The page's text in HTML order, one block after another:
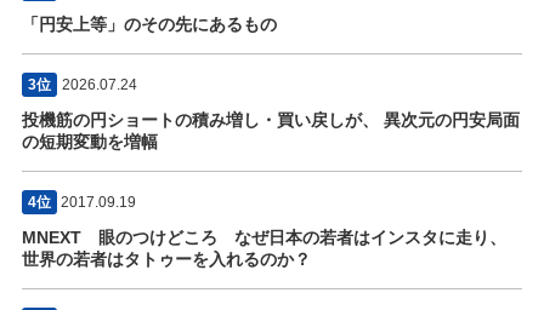
「円安上等」のその先にあるもの
3位 2026.07.24
投機筋の円ショートの積み増し・買い戻しが、 異次元の円安局面
の短期変動を増幅
4位 2017.09.19
MNEXT 眼のつけどころ なぜ日本の若者はインスタに走り、
世界の若者はタトゥーを入れるのか？